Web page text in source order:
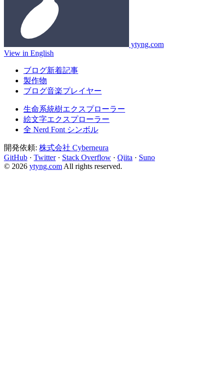
ytyng.com
View in English
ブログ新着記事
製作物
ブログ音楽プレイヤー
生命系統樹エクスプローラー
絵文字エクスプローラー
全 Nerd Font シンボル
開発依頼: 株式会社 Cyberneura
GitHub · Twitter · Stack Overflow · Qiita · Suno
© 2026 ytyng.com All rights reserved.